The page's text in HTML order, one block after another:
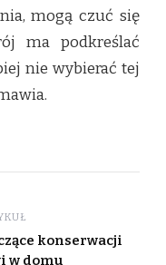
mogą czuć się
ma podkreślać
nie wybierać tej
konserwacji
w domu